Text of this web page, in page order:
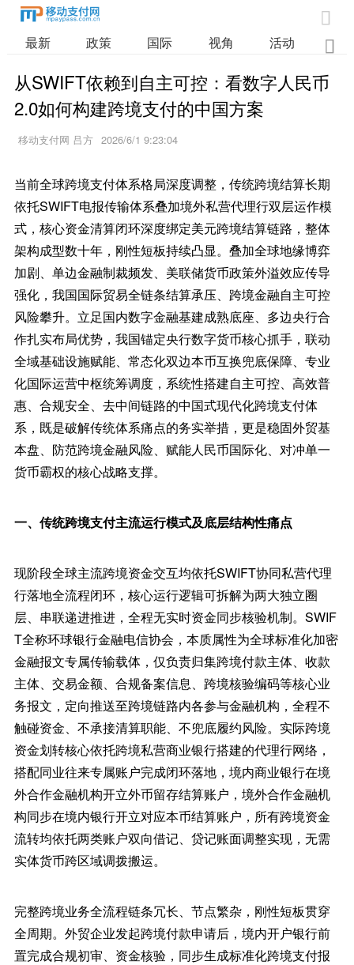

最新 政策 国际 视角 活动 业

从SWIFT依赖到自主可控：看数字人民币
2.0如何构建跨境支付的中国方案
移动支付网 吕方 2026/6/1 9:23:04
当前全球跨境支付体系格局深度调整，传统跨境结算长期
依托SWIFT电报传输体系叠加境外私营代理行双层运作模
式，核心资金清算闭环深度绑定美元跨境结算链路，整体
架构成型数十年，刚性短板持续凸显。叠加全球地缘博弈
加剧、单边金融制裁频发、美联储货币政策外溢效应传导
强化，我国国际贸易全链条结算承压、跨境金融自主可控
风险攀升。立足国内数字金融基建成熟底座、多边央行合
作扎实布局优势，我国锚定央行数字货币核心抓手，联动
全域基础设施赋能、常态化双边本币互换兜底保障、专业
化国际运营中枢统筹调度，系统性搭建自主可控、高效普
惠、合规安全、去中间链路的中国式现代化跨境支付体
系，既是破解传统体系痛点的务实举措，更是稳固外贸基
本盘、防范跨境金融风险、赋能人民币国际化、对冲单一
货币霸权的核心战略支撑。
一、传统跨境支付主流运行模式及底层结构性痛点
现阶段全球主流跨境资金交互均依托SWIFT协同私营代理
行落地全流程闭环，核心运行逻辑可拆解为两大独立圈
层、串联递进推进，全程无实时资金同步核验机制。SWIF
T全称环球银行金融电信协会，本质属性为全球标准化加密
金融报文专属传输载体，仅负责归集跨境付款主体、收款
主体、交易金额、合规备案信息、跨境核验编码等核心业
务报文，定向推送至跨境链路内各参与金融机构，全程不
触碰资金、不承接清算职能、不兜底履约风险。实际跨境
资金划转核心依托跨境私营商业银行搭建的代理行网络，
搭配同业往来专属账户完成闭环落地，境内商业银行在境
外合作金融机构开立外币留存结算账户，境外合作金融机
构同步在境内银行开立对应本币结算账户，所有跨境资金
流转均依托两类账户双向借记、贷记账面调整实现，无需
实体货币跨区域调拨搬运。
完整跨境业务全流程链条冗长、节点繁杂，刚性短板贯穿
全周期。外贸企业发起跨境付款申请后，境内开户银行前
置完成合规初审、资金核验，同步生成标准化跨境支付报